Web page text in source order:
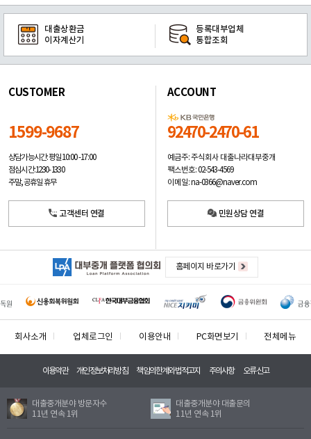
대출상환금
이자계산기
등록대부업체
통합조회
CUSTOMER
1599-9687
상담가능시간: 평일10:00 -17:00
점심시간: 12:30 - 13:30
주말, 공휴일 휴무
고객센터 연결
ACCOUNT
92470-2470-61
예금주: 주식회사 대출나라대부중개
팩스번호: 02-543-4569
이메일: na-0366@naver.com
민원상담 연결
홈페이지 바로가기
회사소개 업체로그인 이용안내 PC화면보기 전체메뉴
이용약관 개인정보처리방침 책임의한계와법적고지 주의사항 오류신고
대출중개분야 방문자수
11년 연속 1위
대출중개분야 대출문의
11년 연속 1위